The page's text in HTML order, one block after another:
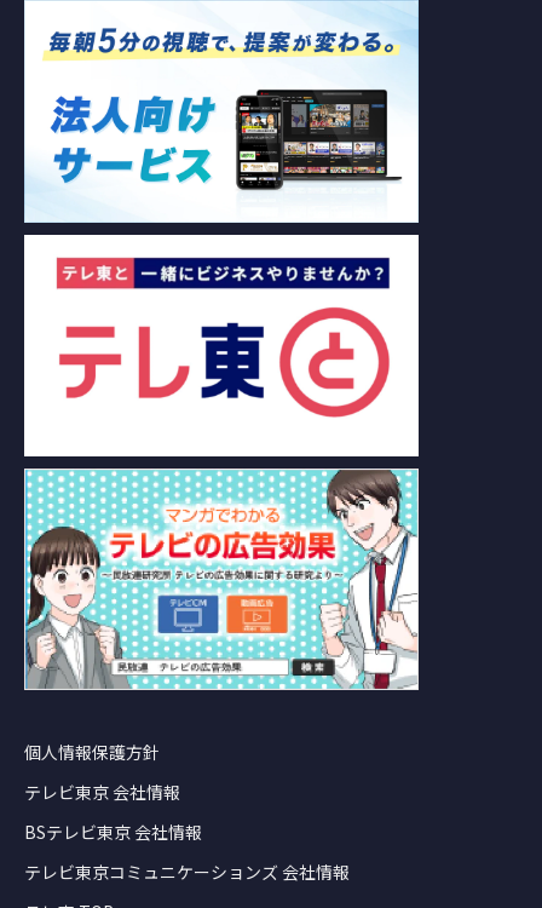
個人情報保護方針
テレビ東京 会社情報
BSテレビ東京 会社情報
テレビ東京コミュニケーションズ 会社情報